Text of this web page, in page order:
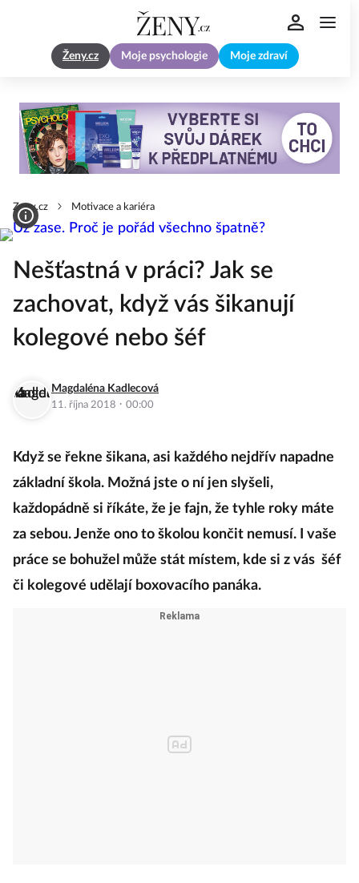
Ženy.cz Moje psychologie Moje zdraví
Zeny.cz Motivace a kariéra
Nešťastná v práci? Jak se
zachovat, když vás šikanují
kolegové nebo šéf
Magdaléna Kadlecová
11. října 2018 · 00:00
Když se řekne šikana, asi každého nejdřív napadne
základní škola. Možná jste o ní jen slyšeli,
každopádně si říkáte, že je fajn, že tyhle roky máte
za sebou. Jenže ono to školou končit nemusí. I vaše
práce se bohužel může stát místem, kde si z vás šéf
či kolegové udělají boxovacího panáka.